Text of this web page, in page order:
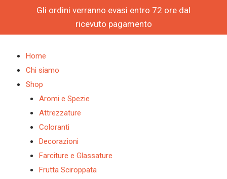
Gli ordini verranno evasi entro 72 ore dal
ricevuto pagamento
contenuto
Home
Chi siamo
Shop
Aromi e Spezie
Attrezzature
Coloranti
Decorazioni
Farciture e Glassature
Frutta Sciroppata
search
search